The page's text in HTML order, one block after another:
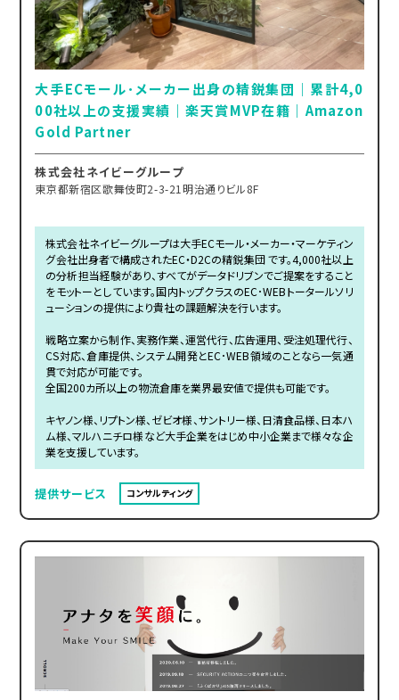
大手ECモール･メーカー出身の精鋭集団｜累計4,0
00社以上の支援実績｜楽天賞MVP在籍｜Amazon
Gold Partner
株式会社ネイビーグループ
東京都新宿区歌舞伎町2-3-21明治通りビル8F
株式会社ネイビーグループは大手ECモール・メーカー・マーケティン
グ会社出身者で構成されたEC・D2Cの精鋭集団 です。4,000社以上
の分析担当経験があり、すべてがデータドリブンでご提案をすること
をモットーとしています。国内トップクラスのEC･WEBトータールソリ
ューションの提供により貴社の課題解決を行います。
戦略立案から制作、実務作業、運営代行、広告運用、受注処理代行、
CS対応、倉庫提供、システム開発とEC･WEB領域のことなら一気通
貫で対応が可能です。
全国200カ所以上の物流倉庫を業界最安値で提供も可能です。
キヤノン様、リプトン様、ゼビオ様、サントリー様、日清食品様、日本ハ
ム様、マルハニチロ様など大手企業をはじめ中小企業まで様々な企
業を支援しています。
提供サービス コンサルティング